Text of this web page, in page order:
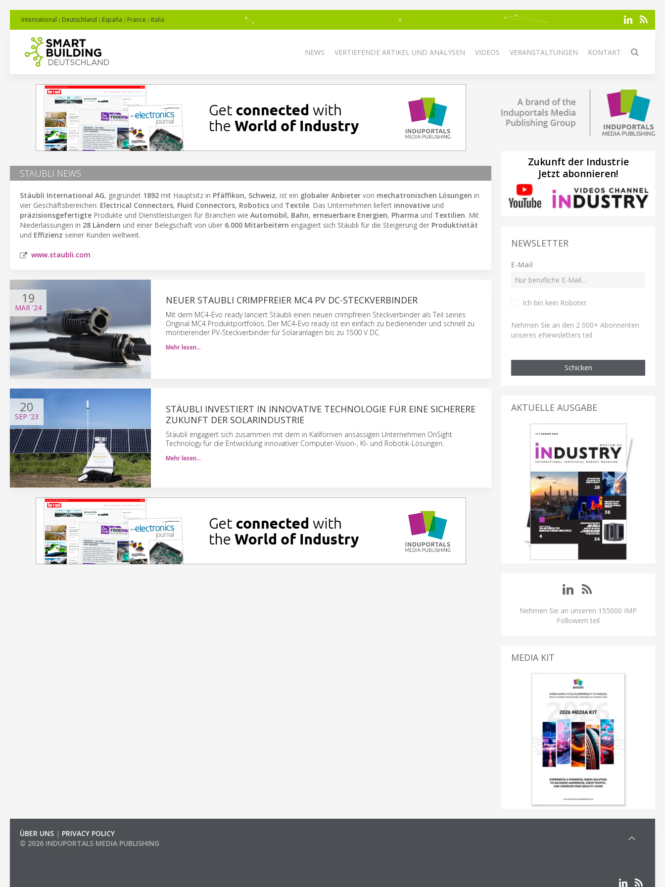
International Deutschland España France Italia
NEWS VERTIEFENDE ARTIKEL UND ANALYSEN VIDEOS VERANSTALTUNGEN KONTAKT
STAUBLI NEWS
Stäubli International AG, gegründet 1892 mit Hauptsitz in Pfäffikon, Schweiz, ist ein globaler Anbieter von mechatronischen Lösungen in
vier Geschäftsbereichen: Electrical Connectors, Fluid Connectors, Robotics und Textile. Das Unternehmen liefert innovative und
präzisionsgefertigte Produkte und Dienstleistungen für Branchen wie Automobil, Bahn, erneuerbare Energien, Pharma und Textilien. Mit
Niederlassungen in 28 Ländern und einer Belegschaft von über 6.000 Mitarbeitern engagiert sich Stäubli für die Steigerung der Produktivität
und Effizienz seiner Kunden weltweit.
www.staubli.com
19
MAR '24
NEUER STAUBLI CRIMPFREIER MC4 PV DC-STECKVERBINDER
Mit dem MC4-Evo ready lanciert Stäubli einen neuen crimpfreien Steckverbinder als Teil seines
Original MC4 Produktportfolios. Der MC4-Evo ready ist ein einfach zu bedienender und schnell zu
montierender PV-Steckverbinder für Solaranlagen bis zu 1500 V DC.
Mehr lesen…
20
SEP '23
STÄUBLI INVESTIERT IN INNOVATIVE TECHNOLOGIE FÜR EINE SICHERERE
ZUKUNFT DER SOLARINDUSTRIE
Stäubli engagiert sich zusammen mit dem in Kalifornien ansässigen Unternehmen OnSight
Technology für die Entwicklung innovativer Computer-Vision-, KI- und Robotik-Lösungen.
Mehr lesen…
Zukunft der Industrie
Jetzt abonnieren!
NEWSLETTER
E-Mail
Ich bin kein Roboter.
Nehmen Sie an den 2 000+ Abonnenten
unseres eNewsletters teil
Schicken
AKTUELLE AUSGABE
Nehmen Sie an unseren 155000 IMP
Followern teil
MEDIA KIT
ÜBER UNS | PRIVACY POLICY
© 2026 INDUPORTALS MEDIA PUBLISHING